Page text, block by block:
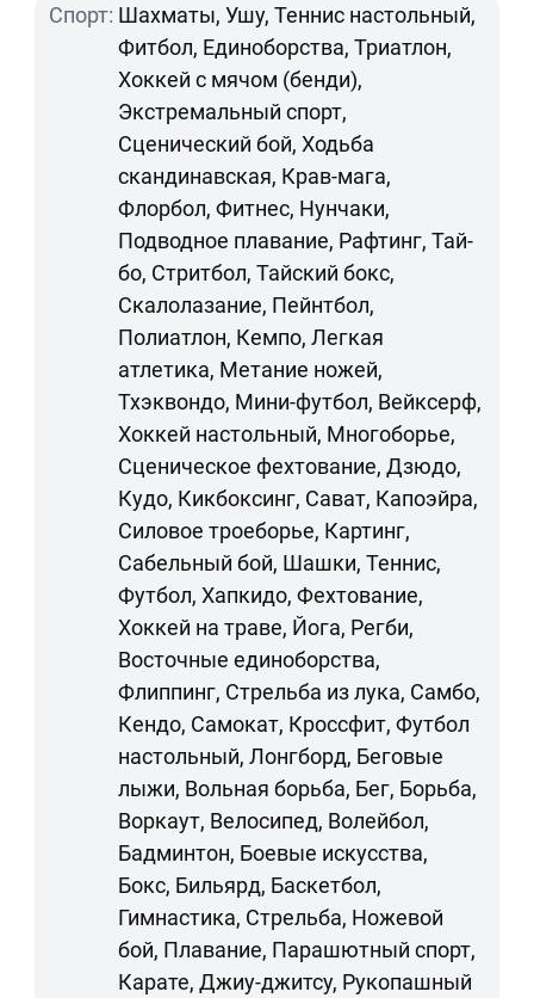
Спорт: Шахматы, Ушу, Теннис настольный,
Фитбол, Единоборства, Триатлон,
Хоккей с мячом (бенди),
Экстремальный спорт,
Сценический бой, Ходьба
скандинавская, Крав-мага,
Флорбол, Фитнес, Нунчаки,
Подводное плавание, Рафтинг, Тай-
бо, Стритбол, Тайский бокс,
Скалолазание, Пейнтбол,
Полиатлон, Кемпо, Легкая
атлетика, Метание ножей,
Тхэквондо, Мини-футбол, Вейксерф,
Хоккей настольный, Многоборье,
Сценическое фехтование, Дзюдо,
Кудо, Кикбоксинг, Сават, Капоэйра,
Силовое троеборье, Картинг,
Сабельный бой, Шашки, Теннис,
Футбол, Хапкидо, Фехтование,
Хоккей на траве, Йога, Регби,
Восточные единоборства,
Флиппинг, Стрельба из лука, Самбо,
Кендо, Самокат, Кроссфит, Футбол
настольный, Лонгборд, Беговые
лыжи, Вольная борьба, Бег, Борьба,
Воркаут, Велосипед, Волейбол,
Бадминтон, Боевые искусства,
Бокс, Бильярд, Баскетбол,
Гимнастика, Стрельба, Ножевой
бой, Плавание, Парашютный спорт,
Карате, Джиу-джитсу, Рукопашный